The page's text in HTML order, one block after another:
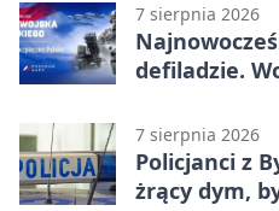
7 sierpnia 2026
defiladzie.
7 sierpnia 2026
Policjanci z
żrący dym,